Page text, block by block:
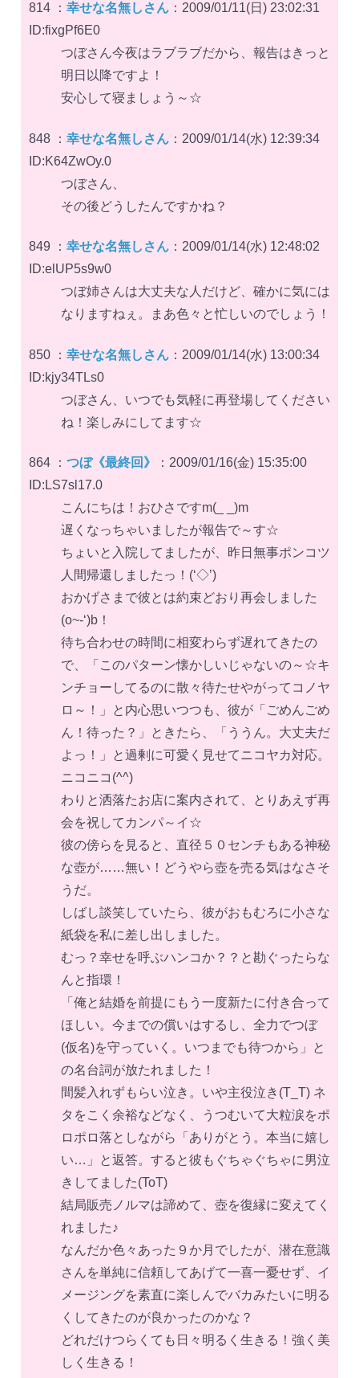
814 ： 幸せな名無しさん ：2009/01/11(日) 23:02:31
ID:fixgPf6E0
つぼさん今夜はラブラブだから、報告はきっと
明日以降ですよ！
安心して寝ましょう～☆
848 ： 幸せな名無しさん ：2009/01/14(水) 12:39:34
ID:K64ZwOy.0
つぼさん、
その後どうしたんですかね？
849 ： 幸せな名無しさん ：2009/01/14(水) 12:48:02
ID:elUP5s9w0
つぼ姉さんは大丈夫な人だけど、確かに気には
なりますねぇ。まあ色々と忙しいのでしょう！
850 ： 幸せな名無しさん ：2009/01/14(水) 13:00:34
ID:kjy34TLs0
つぼさん、いつでも気軽に再登場してください
ね！楽しみにしてます☆
864 ： つぼ《最終回》
：2009/01/16(金) 15:35:00
ID:LS7sl17.0
こんにちは！おひさですm(_ _)m
遅くなっちゃいましたが報告で～す☆
ちょいと入院してましたが、昨日無事ポンコツ
人間帰還しましたっ！(‘◇’)ゞ
おかげさまで彼とは約束どおり再会しました
(o~-‘)b！
待ち合わせの時間に相変わらず遅れてきたの
で、「このパターン懐かしいじゃないの～☆キ
ンチョーしてるのに散々待たせやがってコノヤ
ロ～！」と内心思いつつも、彼が「ごめんごめ
ん！待った？」ときたら、「ううん。大丈夫だ
よっ！」と過剰に可愛く見せてニコヤカ対応。
ニコニコ(^^)
わりと洒落たお店に案内されて、とりあえず再
会を祝してカンパ～イ☆
彼の傍らを見ると、直径５０センチもある神秘
な壺が……無い！どうやら壺を売る気はなさそ
うだ。
しばし談笑していたら、彼がおもむろに小さな
紙袋を私に差し出しました。
むっ？幸せを呼ぶハンコか？？と勘ぐったらな
んと指環！
「俺と結婚を前提にもう一度新たに付き合って
ほしい。今までの償いはするし、全力でつぼ
(仮名)を守っていく。いつまでも待つから」と
の名台詞が放たれました！
間髪入れずもらい泣き。いや主役泣き(T_T) ネ
タをこく余裕などなく、うつむいて大粒涙をポ
ロポロ落としながら「ありがとう。本当に嬉し
い…」と返答。すると彼もぐちゃぐちゃに男泣
きしてました(ToT)
結局販売ノルマは諦めて、壺を復縁に変えてく
れました♪
なんだか色々あった９か月でしたが、潜在意識
さんを単純に信頼してあげて一喜一憂せず、イ
メージングを素直に楽しんでバカみたいに明る
くしてきたのが良かったのかな？
どれだけつらくても日々明るく生きる！強く美
しく生きる！